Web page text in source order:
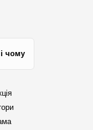
чому